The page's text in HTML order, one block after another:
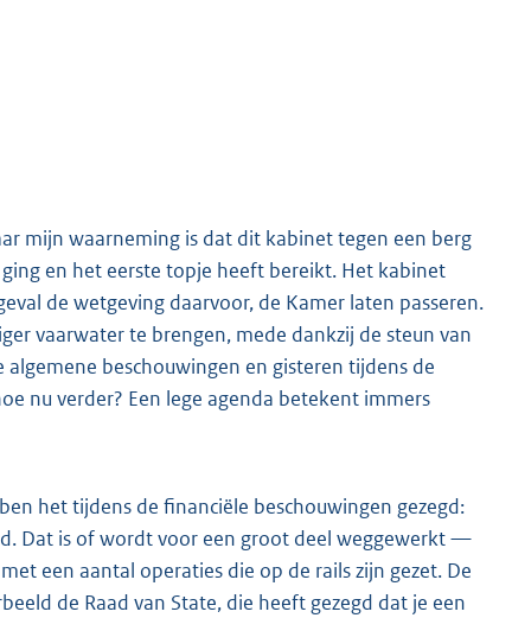
mijn waarneming is dat dit kabinet tegen een berg
en het eerste topje heeft bereikt. Het kabinet
de wetgeving daarvoor, de Kamer laten passeren.
vaarwater te brengen, mede dankzij de steun van
algemene beschouwingen en gisteren tijdens de
nu verder? Een lege agenda betekent immers
het tijdens de financiële beschouwingen gezegd:
Dat is of wordt voor een groot deel weggewerkt —
een aantal operaties die op de rails zijn gezet. De
de Raad van State, die heeft gezegd dat je een